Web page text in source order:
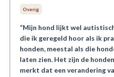
Overig
“Mijn hond lijkt wel
die ik geregeld hoor als ik
honden, meestal als die
laten zien. Het zijn de
merkt dat een verandering